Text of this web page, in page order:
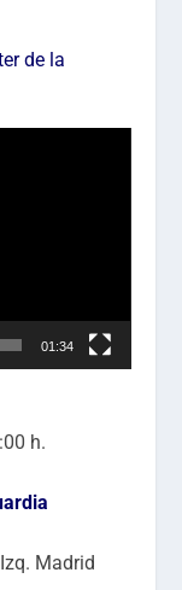
de la
01:34
h.
Madrid